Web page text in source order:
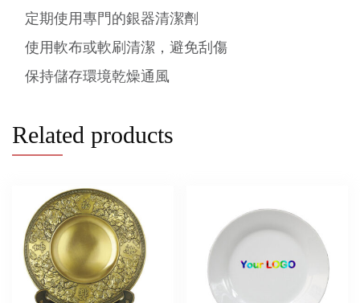
定期使用專門的銀器清潔劑
使用軟布或軟刷清潔，避免刮傷
保持儲存環境乾燥通風
Related products